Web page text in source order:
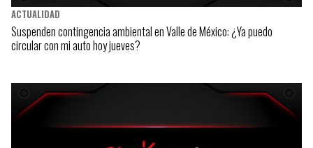
ACTUALIDAD
Suspenden contingencia ambiental en Valle de México: ¿Ya puedo
circular con mi auto hoy jueves?